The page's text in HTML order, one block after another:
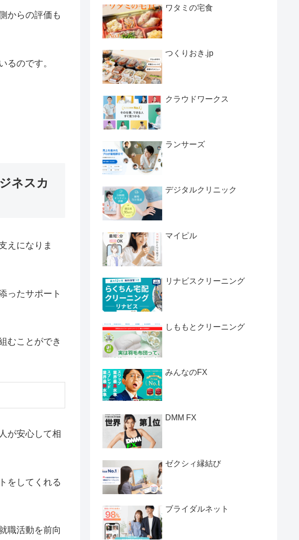
からの評価も
るのです。
ネスカ
えになりま
ったサポート
むことができ
が安心して相
をしてくれる
職活動を前向
ワタミの宅食
つくりおき.jp
クラウドワークス
ランサーズ
デジタルクリニック
マイピル
リナビスクリーニング
しももとクリーニング
みんなのFX
DMM FX
ゼクシィ縁結び
ブライダルネット